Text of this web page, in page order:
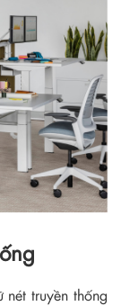
truyền thống